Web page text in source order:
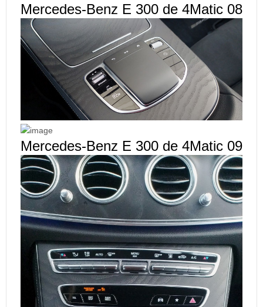
Mercedes-Benz E 300 de 4Matic 08
Mercedes-Benz E 300 de 4Matic 09